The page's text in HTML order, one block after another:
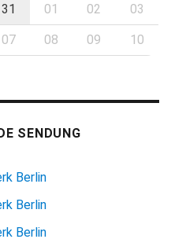
31 01 02 03
07 08 09 10
SENDUNG
Berlin
Berlin
Berlin